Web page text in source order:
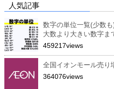
人気記事
数字の単位一覧(少数
大数より大きい数字ま
459217views
全国イオンモール売り
364076views